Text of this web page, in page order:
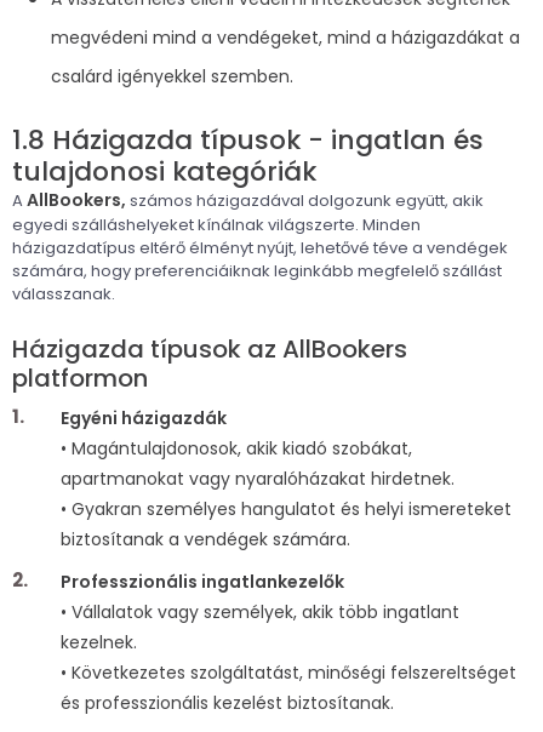
megvédeni mind a vendégeket, mind a házigazdákat a
csalárd igényekkel szemben.
1.8 Házigazda típusok - ingatlan és
tulajdonosi kategóriák
AAllBookers, számos házigazdával dolgozunk együtt, akik
egyedi szálláshelyeket kínálnak világszerte. Minden
házigazdatípus eltérő élményt nyújt, lehetővé téve a vendégek
számára, hogy preferenciáiknak leginkább megfelelő szállást
válasszanak.
Házigazda típusok az AllBookers
platformon
Egyéni házigazdák
• Magántulajdonosok, akik kiadó szobákat,
apartmanokat vagy nyaralóházakat hirdetnek.
• Gyakran személyes hangulatot és helyi ismereteket
biztosítanak a vendégek számára.
Professzionális ingatlankezelők
• Vállalatok vagy személyek, akik több ingatlant
kezelnek.
• Következetes szolgáltatást, minőségi felszereltséget
és professzionális kezelést biztosítanak.